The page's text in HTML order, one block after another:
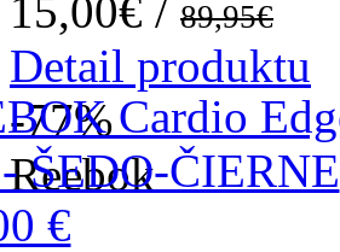
15,00€ / 89,95€
Detail produktu
-77%
Reebok